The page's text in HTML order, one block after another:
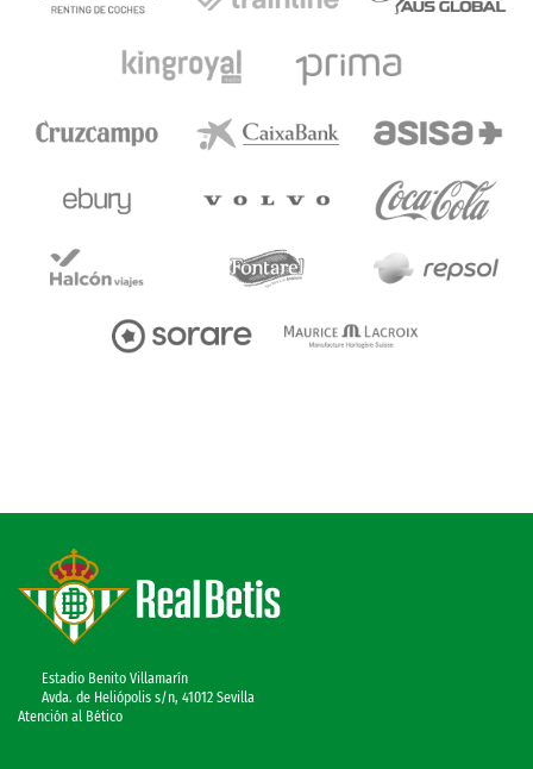
Estadio Benito Villamarín
Avda. de Heliópolis s/n, 41012 Sevilla
Atención al Bético